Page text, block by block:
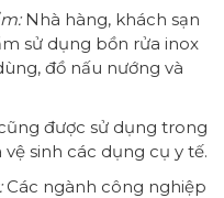
Nhà hàng, khách sạn
sử dụng bồn rửa inox
đồ nấu nướng và
được sử dụng trong
sinh các dụng cụ y tế.
Các ngành công nghiệp